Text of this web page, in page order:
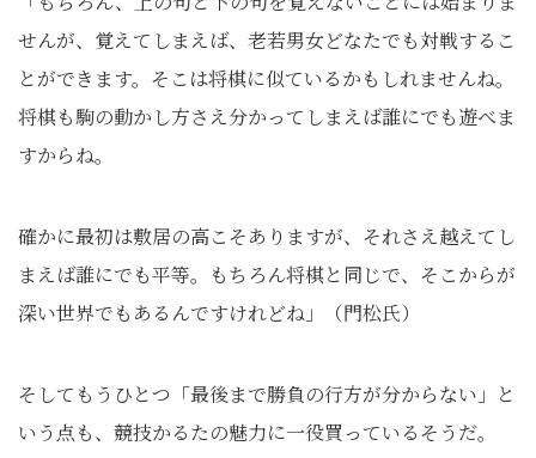
せんが、覚えてしまえば、老若男女どなたでも対戦するこ
とができます。そこは将棋に似ているかもしれませんね。
将棋も駒の動かし方さえ分かってしまえば誰にでも遊べま
すからね。
確かに最初は敷居の高こそありますが、それさえ越えてし
まえば誰にでも平等。もちろん将棋と同じで、そこからが
深い世界でもあるんですけれどね」（門松氏）
そしてもうひとつ「最後まで勝負の行方が分からない」と
いう点も、競技かるたの魅力に一役買っているそうだ。